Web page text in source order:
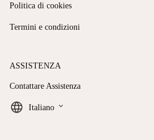
Politica di cookies
Termini e condizioni
ASSISTENZA
Contattare Assistenza
Italiano keyboard_arrow_down